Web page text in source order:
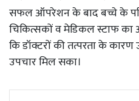
सफल ऑपरेशन के बाद बच्चे के
चिकित्सकों व मेडिकल स्टाफ का
कि डॉक्टरों की तत्परता के
उपचार मिल सका।